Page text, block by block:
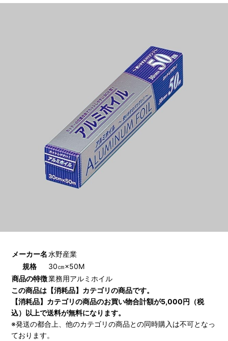
メーカー名水野産業
規格
30㎝×50M
商品の特徴業務用アルミホイル
この商品は【消耗品】カテゴリの商品です。
【消耗品】カテゴリの商品のお買い物合計額が5,000円（税
込）以上で送料が無料になります。
※発送の都合上、他のカテゴリの商品との同時購入は不可となっ
ております。